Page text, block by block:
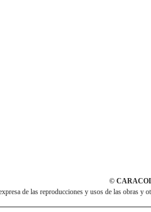
© CARACOL
de las reproducciones y usos de las obras y